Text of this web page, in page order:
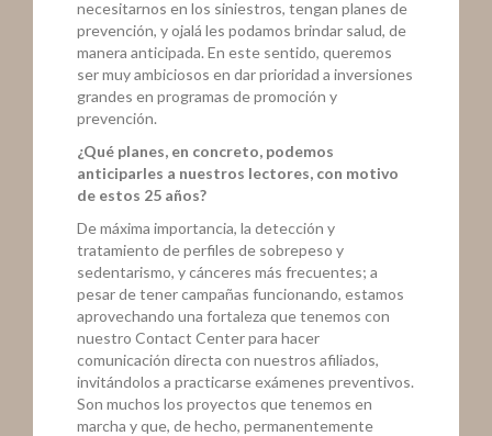
necesitarnos en los siniestros, tengan planes de
prevención, y ojalá les podamos brindar salud, de
manera anticipada. En este sentido, queremos
ser muy ambiciosos en dar prioridad a inversiones
grandes en programas de promoción y
prevención.
¿Qué planes, en concreto, podemos
anticiparles a nuestros lectores, con motivo
de estos 25 años?
De máxima importancia, la detección y
tratamiento de perfiles de sobrepeso y
sedentarismo, y cánceres más frecuentes; a
pesar de tener campañas funcionando, estamos
aprovechando una fortaleza que tenemos con
nuestro Contact Center para hacer
comunicación directa con nuestros afiliados,
invitándolos a practicarse exámenes preventivos.
Son muchos los proyectos que tenemos en
marcha y que, de hecho, permanentemente